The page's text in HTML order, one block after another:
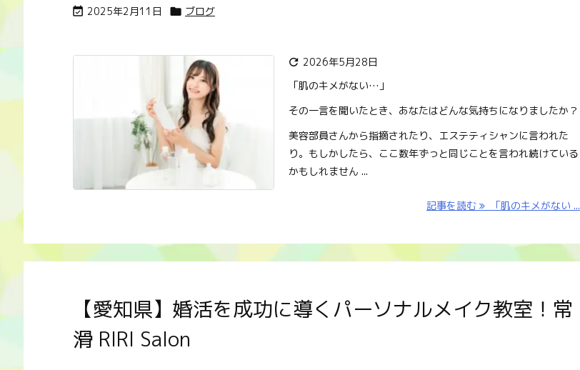
 2025年2月11日  ブログ
 2026年5月28日
「肌のキメがない…」
その一言を聞いたとき、あなたはどんな気持ちになりましたか？
美容部員さんから指摘されたり、エステティシャンに言われた
り。もしかしたら、ここ数年ずっと同じことを言われ続けている
かもしれません ...
記事を読む 「肌のキメがない ...
【愛知県】婚活を成功に導くパーソナルメイク教室！常
滑 RIRI Salon